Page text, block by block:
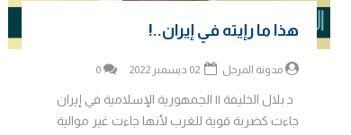
هذا ما رإيته في إيران..!
مدونة المرجل 02 ديسمبر 2022 0
د بلال الخليفة || الجمهورية الإسلامية في إيران
جاءت كضربة قوية للغرب لأنها جاءت غير موالية